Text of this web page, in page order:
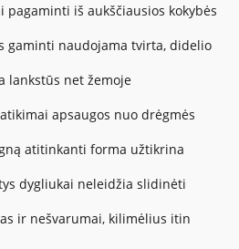
iš aukščiausios kokybės
gaminti naudojama tvirta, didelio
lankstūs net žemoje
apsaugos nuo drėgmės
atitinkanti forma užtikrina
dygliukai neleidžia slidinėti
ir nešvarumai, kilimėlius itin